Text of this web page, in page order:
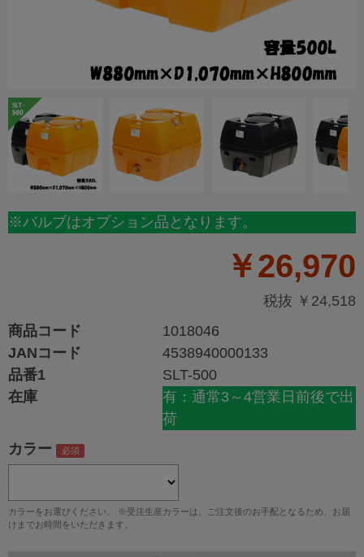
※バルブはオプション品となります。
￥26,970
税抜 ￥24,518
商品コード
1018046
JANコード
4538940000133
品番1
SLT-500
在庫
有：通常3～4営業日前後で出
荷
カラー
カラーをお選びください。 ※受注生産カラーは、ご注文後のお手配となるため、お届
けまでお時間をいただきます。